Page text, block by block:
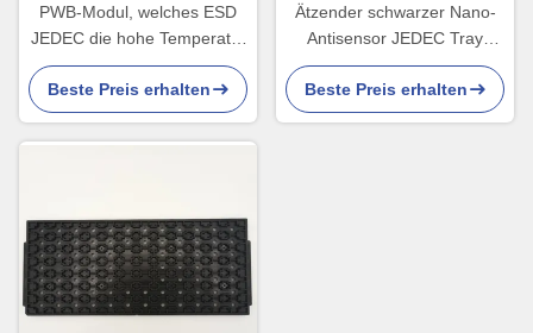
PWB-Modul, welches ESD
JEDEC die hohe Temperatur
der Matrix-Behälter-21PCS
beständig verpackt
Beste Preis erhalten
Ätzender schwarzer Nano-
Antisensor JEDEC Tray
Suppliers Cycle Loading For
Beste Preis erhalten